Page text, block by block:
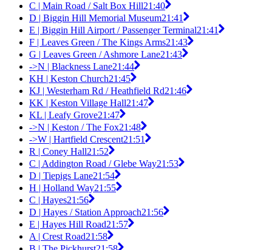
C | Main Road / Salt Box Hill21:40
D | Biggin Hill Memorial Museum21:41
E | Biggin Hill Airport / Passenger Terminal21:41
F | Leaves Green / The Kings Arms21:43
G | Leaves Green / Ashmore Lane21:43
->N | Blackness Lane21:44
KH | Keston Church21:45
KJ | Westerham Rd / Heathfield Rd21:46
KK | Keston Village Hall21:47
KL | Leafy Grove21:47
->N | Keston / The Fox21:48
->W | Hartfield Crescent21:51
R | Coney Hall21:52
C | Addington Road / Glebe Way21:53
D | Tiepigs Lane21:54
H | Holland Way21:55
C | Hayes21:56
D | Hayes / Station Approach21:56
E | Hayes Hill Road21:57
A | Crest Road21:58